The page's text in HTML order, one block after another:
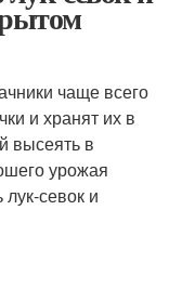
чаще всего
и хранят их в
высеять в
урожая
севок и